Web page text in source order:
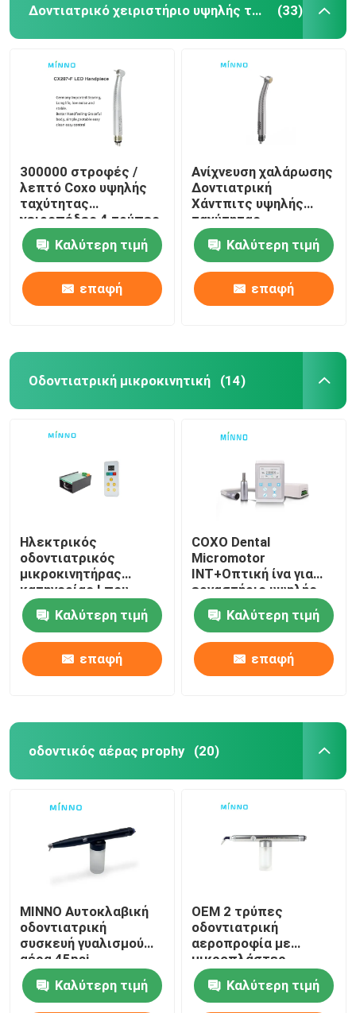
Δοντιατρικό χειριστήριο υψηλής ταχύτητας (33)
300000 στροφές /
λεπτό Coxo υψηλής
ταχύτητας
χειροπέδες 4 τρύπες
LED οδοντιατρικό
χειροπέδιο με 3
τρόπους ψεκασμού
Καλύτερη τιμή
επαφή
Ανίχνευση χαλάρωσης
Δοντιατρική
Χάντπιτς υψηλής
ταχύτητας
280000rpm Χάντπιτς
με κουμπί πίεσης
Καλύτερη τιμή
επαφή
Οδοντιατρική μικροκινητική (14)
Ηλεκτρικός
οδοντιατρικός
μικροκινητήρας
κατηγορίας Ι που
χρησιμοποιείται στην
οδοντιατρική 120W
Καλύτερη τιμή
επαφή
COXO Dental
Micromotor
INT+Οπτική ίνα για
εργαστήριο υψηλής
ροπής
Καλύτερη τιμή
επαφή
οδοντικός αέρας prophy (20)
MINNO Αυτοκλαβική
οδοντιατρική
συσκευή γυαλισμού
αέρα 45psi
Καλύτερη τιμή
OEM 2 τρύπες
οδοντιατρική
αεροπροφία με
μικροπλάστερ
οξειδίου του
αλουμινίουΚαλύτερη τιμή